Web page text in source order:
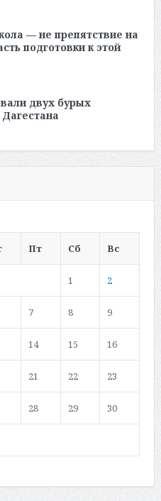
— не препятствие на
подготовки к этой
двух бурых
Пт Сб Вс
1 2
7 8 9
14 15 16
21 22 23
28 29 30